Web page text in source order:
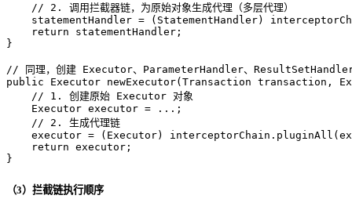
// 2. 调用拦截器链，为原始对象生成代理（多层代理）
statementHandler = (StatementHandler)
return statementHandler;
}
// 同理，创建 Executor、ParameterHandler、
public Executor newExecutor(Transaction transaction,
// 1. 创建原始 Executor 对象
Executor executor = ...;
// 2. 生成代理链
executor = (Executor)
return executor;
}
（3）拦截链执行顺序